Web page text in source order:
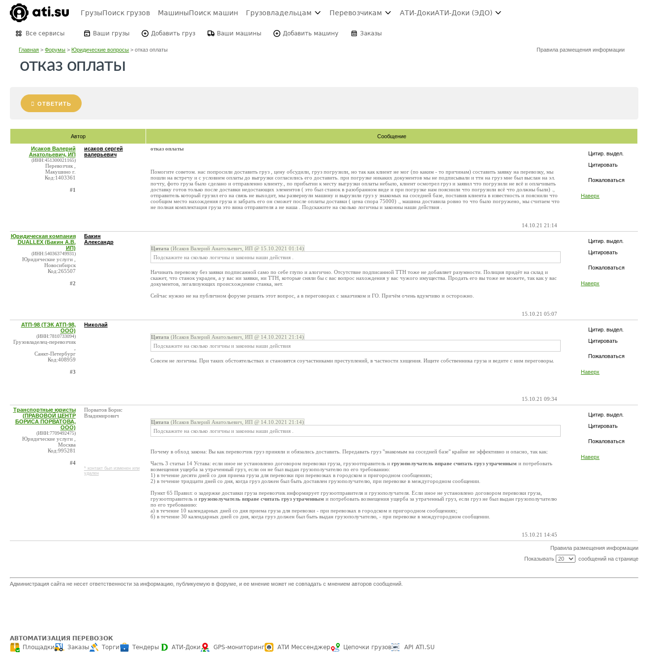
ГрузыПоиск грузов МашиныПоиск машин Грузовладельцам Перевозчикам АТИ-ДокиАТИ-Доки (ЭДО)
Все сервисы Ваши грузы Добавить груз Ваши машины Добавить машину Заказы
Главная >Форумы >Юридические вопросы >отказ оплаты Правила размещения информации
отказ оплаты
ОТВЕТИТЬ
Автор Сообщение
Цитир. выдел.
Цитировать
Пожаловаться
Наверх
Исаков Валерий
Анатольевич, ИП
(ИНН:451300021165)
Перевозчик ,
Макушино г.
Код:1403361
#1
исаков сергей
валерьевич
отказ оплаты
Помогите советом. нас попросили доставить груз , цену обсудили, груз погрузили, но так как клиент не мог (по каким - то причинам) составить заявку на перевозку, мы
пошли на встречу и с условием оплаты до выгрузки согласились его доставить. при погрузке никаких документов мы не подписывали и ттн на груз мне был выслан на эл.
почту, фото груза было сделано и отправленно клиенту., по прибытии к месту выгрузки оплаты небыло, клиент осмотрел груз и заявил что погрузили не всё и оплачивать
доставку готов только после доставки недостающих элементов ( это был станок в разобранном виде и при погрузке нам пояснили что погрузили всё что должны были) .,
отправитель который грузил его на связь не выходит, мы развернули машину и вырузили груз у знакомых на соседней базе, поставив клиента в известность и пояснили что
сообщим место нахождения груза и забрать его он сможет после оплаты доставки ( цена спора 75000) ., машина доставила ровно то что было погружено, мы считаем что
не полная комплектация груза это вина отправителя а не наша . Подскажите на сколько логичны и законны наши действия .
14.10.21 21:14
Цитир. выдел.
Цитировать
Пожаловаться
Наверх
Юридическая компания
DUALLEX (Бакин А.В.
ИП)
(ИНН:540363749931)
Юридические услуги ,
Новосибирск
Код:265507
#2
Бакин
Александр
Цитата (Исаков Валерий Анатольевич, ИП @ 15.10.2021 01:14)
Подскажите на сколько логичны и законны наши действия .
Начинать перевозку без заявки подписанной само по себе глупо и алогично. Отсутствие подписанной ТТН тоже не добавляет разумности. Полиция придёт на склад и
скажет, что станок украден, а у вас ни заявки, ни ТТН, которые сняли бы с вас вопрос нахождения у вас чужого имущества. Продать его вы тоже не можете, так как у вас
документов, легализующих происхождение станка, нет.
Сейчас нужно не на публичном форуме решать этот вопрос, а в переговорах с заказчиком и ГО. Причём очень вдумчиво и осторожно.
15.10.21 05:07
Цитир. выдел.
Цитировать
Пожаловаться
Наверх
АТП-98 (ТЭК АТП-98,
ООО)
(ИНН:7810733094)
Грузовладелец-перевозчик
Санкт-Петербург
Код:408959
#3
Николай
Цитата (Исаков Валерий Анатольевич, ИП @ 14.10.2021 21:14)
Подскажите на сколько логичны и законны наши действия
Совсем не логичны. При таких обстоятельствах и становятся соучастниками преступлений, в частности хищения. Ищите собственника груза и ведите с ним переговоры.
15.10.21 09:34
Цитир. выдел.
Цитировать
Пожаловаться
Наверх
Транспортные юристы
(ПРАВОВОЙ ЦЕНТР
БОРИСА ПОРВАТОВА,
ООО)
(ИНН:7709492475)
Юридические услуги ,
Москва
Код:995281
#4
Порватов Борис
Владимирович
* контакт был изменен или
удален
Цитата (Исаков Валерий Анатольевич, ИП @ 14.10.2021 21:14)
Подскажите на сколько логичны и законны наши действия .
Почему в обход закона: Вы как перевозчик груз приняли и обязались доставить. Передавать груз "знакомым на соседней базе" крайне не эффективно и опасно, так как:
Часть 3 статьи 14 Устава: если иное не установлено договором перевозки груза, грузоотправитель и грузополучатель вправе считать груз утраченным и потребовать
возмещения ущерба за утраченный груз, если он не был выдан грузополучателю по его требованию:
1) в течение десяти дней со дня приема груза для перевозки при перевозках в городском и пригородном сообщениях;
2) в течение тридцати дней со дня, когда груз должен был быть доставлен грузополучателю, при перевозке в междугородном сообщении.
Пункт 65 Правил: о задержке доставки груза перевозчик информирует грузоотправителя и грузополучателя. Если иное не установлено договором перевозки груза,
грузоотправитель и грузополучатель вправе считать груз утраченным и потребовать возмещения ущерба за утраченный груз, если груз не был выдан грузополучателю
по его требованию:
а) в течение 10 календарных дней со дня приема груза для перевозки - при перевозках в городском и пригородном сообщениях;
б) в течение 30 календарных дней со дня, когда груз должен был быть выдан грузополучателю, - при перевозке в междугородном сообщении.
15.10.21 14:45
Правила размещения информации
Показывать
сообщений на странице
Администрация сайта не несет ответственности за информацию, публикуемую в форуме, и ее мнение может не совпадать с мнением авторов сообщений.
АВТОМАТИЗАЦИЯ ПЕРЕВОЗОК
Площадки
Заказы Торги Тендеры АТИ-Доки GPS-мониторинг АТИ Мессенджер Цепочки грузов API ATI.SU